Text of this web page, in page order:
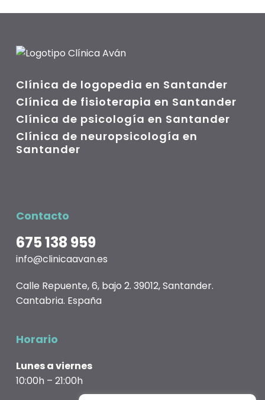
Clínica de logopedia en Santander
Clínica de fisioterapia en Santander
Clínica de psicología en Santander
Clínica de neuropsicología en
Santander
Contacto
675 138 959
info@clinicaavan.es
Calle Repuente, 6, bajo 2. 39012, Santander.
Cantabria. España
Horario
Lunes a viernes
10:00h – 21:00h